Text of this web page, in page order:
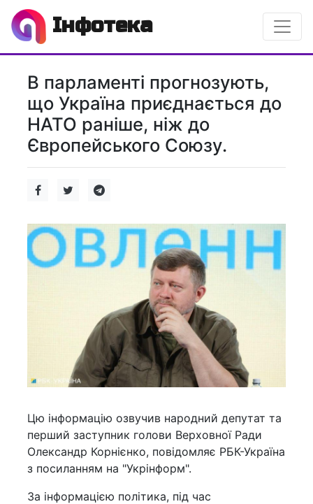
Інфотека
В парламенті прогнозують,
що Україна приєднається до
НАТО раніше, ніж до
Європейського Союзу.
Цю інформацію озвучив народний депутат та
перший заступник голови Верховної Ради
Олександр Корнієнко, повідомляє РБК-Україна
з посиланням на "Укрінформ".
За інформацією політика, під час